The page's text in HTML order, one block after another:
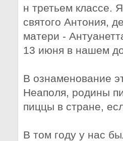
н третьем классе.
святого Антония,
матери -
13 июня в нашем
В ознаменование
Неаполя, родины
пиццы в стране,
В том году у нас